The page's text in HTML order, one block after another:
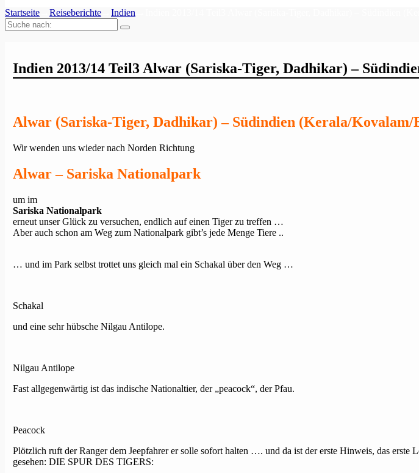
Startseite
Reiseberichte Indien
Suche
nach:
Indien 2013/14 Teil3 Alwar (Sariska-Tiger, Dadhikar) –
Alwar (Sariska-Tiger, Dadhikar) – Südindien (Kerala/Kovalam/
Wir wenden uns wieder nach Norden Richtung
Alwar – Sariska Nationalpark
um im
Sariska Nationalpark
erneut unser Glück zu versuchen, endlich auf einen Tiger zu treffen …
Aber auch schon am Weg zum Nationalpark gibt’s jede Menge Tiere ..
… und im Park selbst trottet uns gleich mal ein Schakal über den Weg …
Schakal
und eine sehr hübsche Nilgau Antilope.
Nilgau Antilope
Fast allgegenwärtig ist das indische Nationaltier, der „peacock“, der Pfau.
Peacock
Plötzlich ruft der Ranger dem Jeepfahrer er solle sofort halten …. und da ist der erste Hinweis, das erste
gesehen: DIE SPUR DES TIGERS: